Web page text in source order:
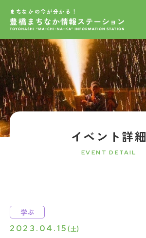
まちなかの今が分かる！
イベント詳細
EVENT DETAIL
2023.04.15 (土)
学ぶ